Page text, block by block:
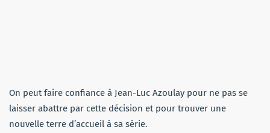
On peut faire confiance à Jean-Luc Azoulay pour ne pas se
laisser abattre par cette décision et pour trouver une
nouvelle terre d’accueil à sa série.